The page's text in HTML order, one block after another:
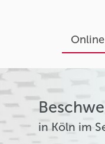
in Köln im